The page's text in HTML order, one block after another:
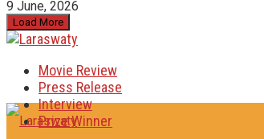
9 June, 2026
Load More
Movie Review
Press Release
Interview
Prize Winner